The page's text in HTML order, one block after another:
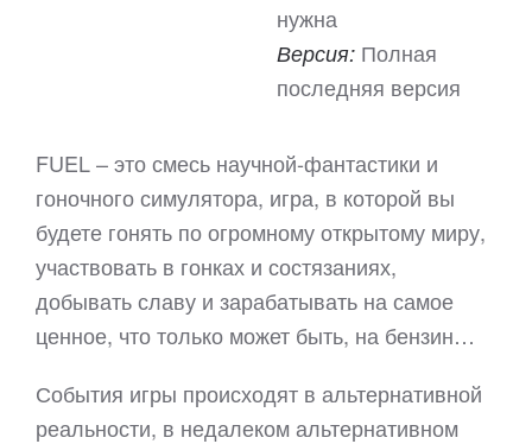
нужна
Версия: Полная
последняя версия
FUEL – это смесь научной-фантастики и
гоночного симулятора, игра, в которой вы
будете гонять по огромному открытому миру,
участвовать в гонках и состязаниях,
добывать славу и зарабатывать на самое
ценное, что только может быть, на бензин…
События игры происходят в альтернативной
реальности, в недалеком альтернативном